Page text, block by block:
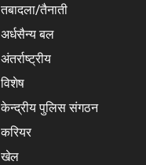
तबादला/तैनाती
अर्धसैन्य बल
अंतर्राष्ट्रीय
विशेष
केन्द्रीय पुलिस संगठन
करियर
खेल